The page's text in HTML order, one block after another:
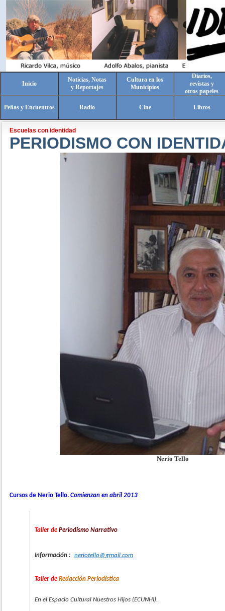
Inicio
Noticias, Notas
y Reportajes
Cultura en los
Municipios
Diarios,
revistas y
otros papeles
Peñas y Encuentros Radio Cine Libros
Escuelas con identidad
PERIODISMO CON
Nerio Tello
Cursos de Nerio Tello. Comienzan en abril 2013
Taller dePeriodismo Narrativo
Información : neriotello@gmail.com
Taller deRedacción Periodística
En el Espacio Cultural Nuestros Hijos (ECUNHI).